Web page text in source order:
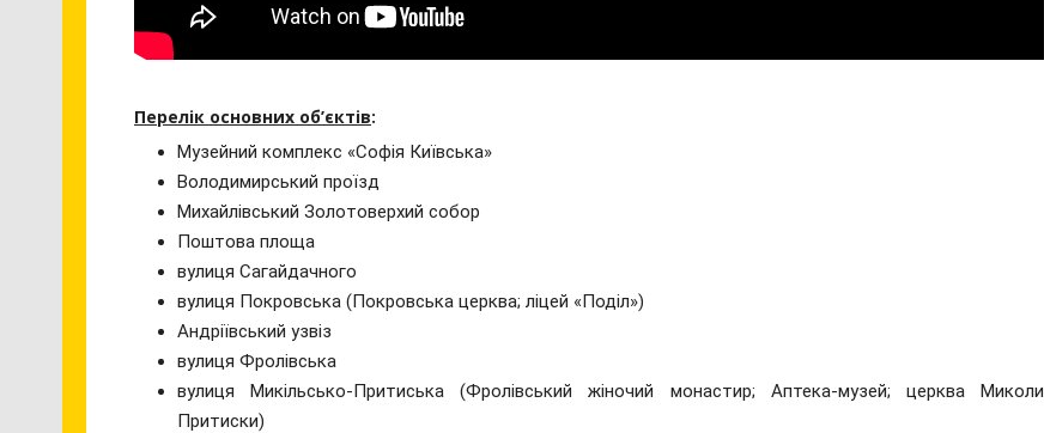
Перелік основних об’єктів:
Музейний комплекс «Софія Київська»
Володимирський проїзд
Михайлівський Золотоверхий собор
Поштова площа
вулиця Сагайдачного
вулиця Покровська (Покровська церква; ліцей «Поділ»)
Андріївський узвіз
вулиця Фролівська
вулиця Микільсько-Притиська (Фролівський жіночий монастир; Аптека-музей; церква Миколи
Притиски)